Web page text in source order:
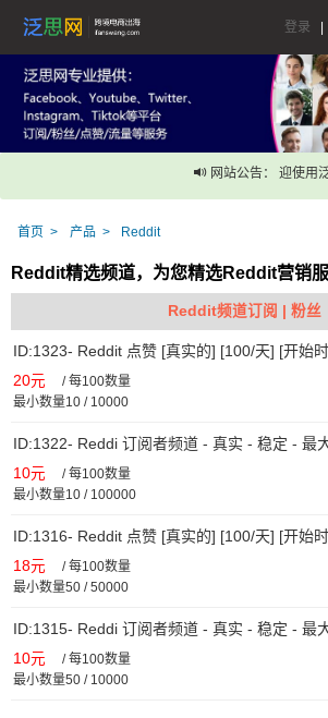
登录
网站公告： 迎使用泛
首页 产品 Reddit
Reddit精选频道，为您精选Reddit营销
Reddit频道订阅 | 粉丝
ID:1323- Reddit 点赞 [真实的] [100/天] [开始
20元 /每100数量
最小数量10 / 10000
ID:1322- Reddi 订阅者频道 - 真实 - 稳定 - 最
10元 /每100数量
最小数量10 / 100000
ID:1316- Reddit 点赞 [真实的] [100/天] [开始
18元 /每100数量
最小数量50 / 50000
ID:1315- Reddi 订阅者频道 - 真实 - 稳定 - 最
10元 /每100数量
最小数量50 / 10000